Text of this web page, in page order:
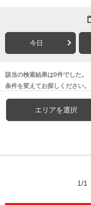
今日
該当の検索結果は0件でした。
条件を変えてお探しください。
エリアを選択
1/1